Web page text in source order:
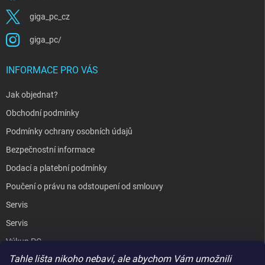
Tahle lišta nikoho nebaví, ale abychom Vám umožnili
giga_pc_cz
giga_pc/
INFORMACE PRO VÁS
Jak objednat?
Obchodní podmínky
Podmínky ochrany osobních údajů
Bezpečnostní informace
Dodací a platební podmínky
Poučení o právu na odstoupení od smlouvy
Servis
Servis
Výkup PC
Kopírování / laminování